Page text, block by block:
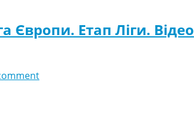
Етап Ліги. Відео